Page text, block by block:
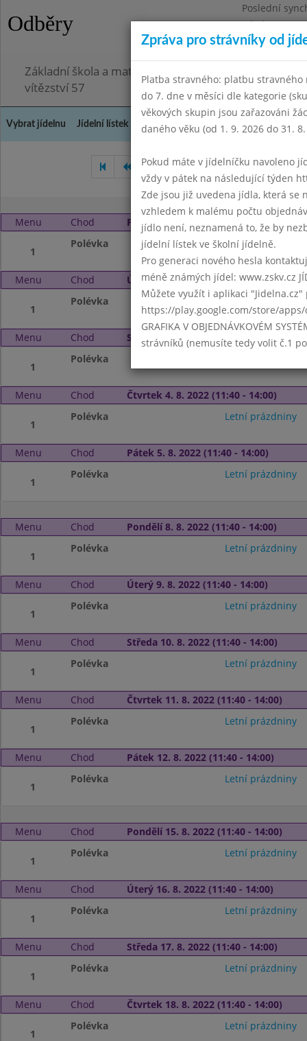
Odběry
Poslední
Pátek
Omezení
Základní škola a mateřská škola Chodov, Praha 4,
vítězství 57
Vybrat jídelnu Jídelní lístek Historie Kontakty a informace
Červen 2022 Červenec
Menu Chod Pondělí 1. 8. 2022 (11:40 - 14:00)
1
Polévka Letní prázdniny
Menu Chod Úterý 2. 8. 2022 (11:40 - 14:00)
1
Polévka Letní prázdniny
Menu Chod Středa 3. 8. 2022 (11:40 - 14:00)
1
Polévka
Menu Chod Čtvrtek 4. 8. 2022 (11:40 - 14:00)
1
Polévka Letní prázdniny
Menu Chod Pátek 5. 8. 2022 (11:40 - 14:00)
1
Polévka Letní prázdniny
Menu Chod Pondělí 8. 8. 2022 (11:40 - 14:00)
1
Polévka Letní prázdniny
Menu Chod Úterý 9. 8. 2022 (11:40 - 14:00)
1
Polévka Letní prázdniny
Menu Chod Středa 10. 8. 2022 (11:40 - 14:00)
1
Polévka Letní prázdniny
Menu Chod Čtvrtek 11. 8. 2022 (11:40 - 14:00)
1
Polévka Letní prázdniny
Menu Chod Pátek 12. 8. 2022 (11:40 - 14:00)
1
Polévka Letní prázdniny
Menu Chod Pondělí 15. 8. 2022 (11:40 - 14:00)
1
Polévka Letní prázdniny
Menu Chod Úterý 16. 8. 2022 (11:40 - 14:00)
1
Polévka Letní prázdniny
Menu Chod Středa 17. 8. 2022 (11:40 - 14:00)
1
Polévka Letní prázdniny
Menu Chod Čtvrtek 18. 8. 2022 (11:40 - 14:00)
1
Polévka Letní prázdniny
Zpráva pro strávníky od
Platba stravného: platbu stravného
do 7. dne v měsíci dle kategorie
věkových skupin jsou zařazováni
daného věku (od 1. 9. 2026 do 31.
Pokud máte v jídelníčku navoleno
vždy v pátek na následující týden
Zde jsou již uvedena jídla, která se
vzhledem k malému počtu
jídlo není, neznamená to, že by
jídelní lístek ve školní jídelně.
Pro generaci nového hesla
méně známých jídel: www.zskv.cz
Můžete využít i aplikaci
https://play.google.com/store/
GRAFIKA V OBJEDNÁVKOVÉM
strávníků (nemusíte tedy volit č.1